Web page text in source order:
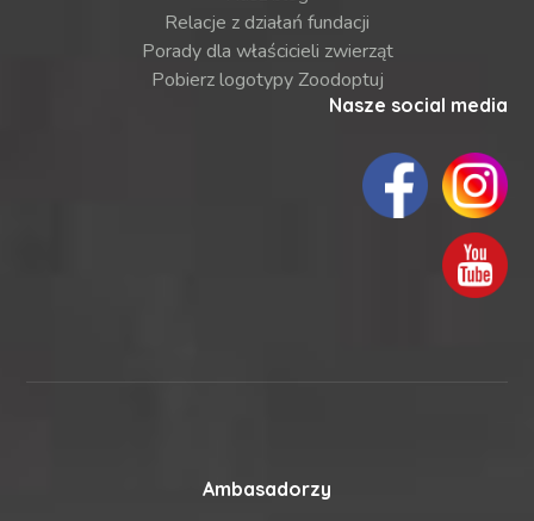
Relacje z działań fundacji
Porady dla właścicieli zwierząt
Pobierz logotypy Zoodoptuj
Nasze social media
Ambasadorzy